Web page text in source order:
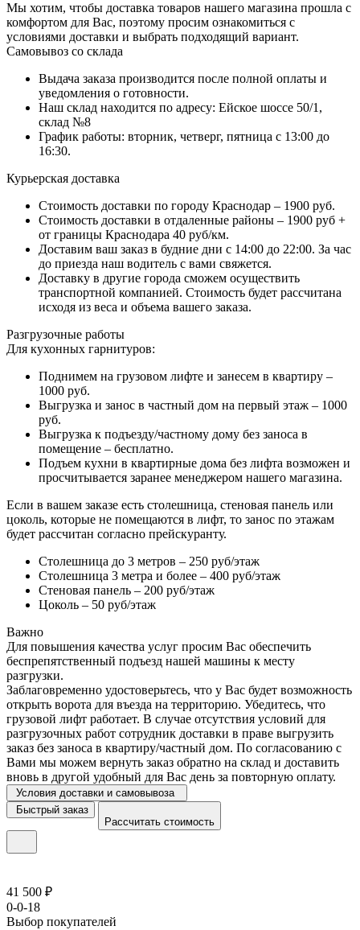
Мы хотим, чтобы доставка товаров нашего магазина прошла с
комфортом для Вас, поэтому просим ознакомиться с
условиями доставки и выбрать подходящий вариант.
Самовывоз со склада
Выдача заказа производится после полной оплаты и
уведомления о готовности.
Наш склад находится по адресу: Ейское шоссе 50/1,
склад №8
График работы: вторник, четверг, пятница с 13:00 до
16:30.
Курьерская доставка
Стоимость доставки по городу Краснодар – 1900 руб.
Стоимость доставки в отдаленные районы – 1900 руб +
от границы Краснодара 40 руб/км.
Доставим ваш заказ в будние дни с 14:00 до 22:00. За час
до приезда наш водитель с вами свяжется.
Доставку в другие города сможем осуществить
транспортной компанией. Стоимость будет рассчитана
исходя из веса и объема вашего заказа.
Разгрузочные работы
Для кухонных гарнитуров:
Поднимем на грузовом лифте и занесем в квартиру –
1000 руб.
Выгрузка и занос в частный дом на первый этаж – 1000
руб.
Выгрузка к подъезду/частному дому без заноса в
помещение – бесплатно.
Подъем кухни в квартирные дома без лифта возможен и
просчитывается заранее менеджером нашего магазина.
Если в вашем заказе есть столешница, стеновая панель или
цоколь, которые не помещаются в лифт, то занос по этажам
будет рассчитан согласно прейскуранту.
Столешница до 3 метров – 250 руб/этаж
Столешница 3 метра и более – 400 руб/этаж
Стеновая панель – 200 руб/этаж
Цоколь – 50 руб/этаж
Важно
Для повышения качества услуг просим Вас обеспечить
беспрепятственный подъезд нашей машины к месту
разгрузки.
Заблаговременно удостоверьтесь, что у Вас будет возможность
открыть ворота для въезда на территорию. Убедитесь, что
грузовой лифт работает. В случае отсутствия условий для
разгрузочных работ сотрудник доставки в праве выгрузить
заказ без заноса в квартиру/частный дом. По согласованию с
Вами мы можем вернуть заказ обратно на склад и доставить
вновь в другой удобный для Вас день за повторную оплату.
Условия доставки и самовывоза
Быстрый заказ
Рассчитать стоимость
41 500 ₽
0-0-18
Выбор покупателей